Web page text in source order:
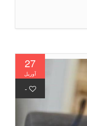
27